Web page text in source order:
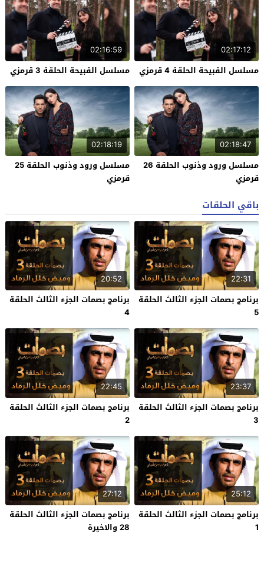
02:17:12
مسلسل القبيحة الحلقة 4 قرمزي
02:16:59
مسلسل القبيحة الحلقة 3 قرمزي
02:18:47
مسلسل ورود وذنوب الحلقة 26
قرمزي
02:18:19
مسلسل ورود وذنوب الحلقة 25
قرمزي
باقي الحلقات
22:31
برنامج بصمات الجزء الثالث الحلقة
5
20:52
برنامج بصمات الجزء الثالث الحلقة
4
23:37
برنامج بصمات الجزء الثالث الحلقة
3
22:45
برنامج بصمات الجزء الثالث الحلقة
2
25:12
برنامج بصمات الجزء الثالث الحلقة
1
27:12
برنامج بصمات الجزء الثالث الحلقة
28 والاخيرة